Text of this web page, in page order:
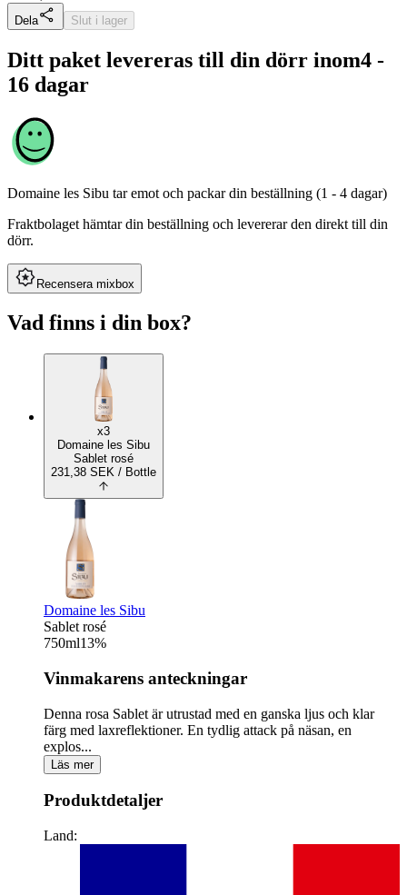
Dela Slut i lager
Ditt paket levereras till din dörr inom4 -
16 dagar
Domaine les Sibu tar emot och packar din beställning (1 - 4 dagar)
Fraktbolaget hämtar din beställning och levererar den direkt till din
dörr.
Recensera mixbox
Vad finns i din box?
x3
Domaine les Sibu
Sablet rosé
231,38 SEK / Bottle
Domaine les Sibu
Sablet rosé
750ml13%
Vinmakarens anteckningar
Denna rosa Sablet är utrustad med en ganska ljus och klar
färg med laxreflektioner. En tydlig attack på näsan, en
explos...
Läs mer
Produktdetaljer
Land: